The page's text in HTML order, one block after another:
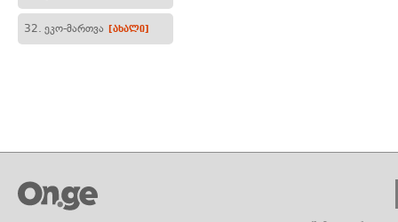
32. ეკო-მართვა [ახალი]